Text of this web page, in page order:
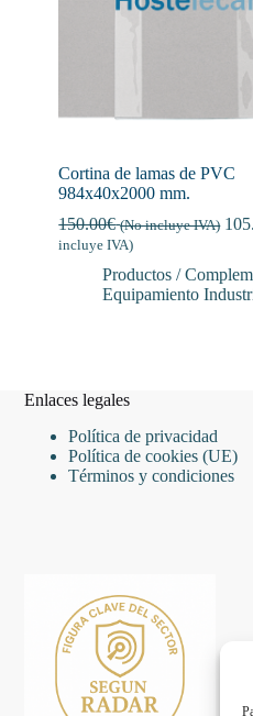
Cortina de lamas de PVC
984x40x2000 mm.
150.00€ (No incluye IVA)
incluye IVA)
Productos /
Equipamiento
Enlaces legales
Política de privacidad
Política de cookies (UE)
Términos y condiciones